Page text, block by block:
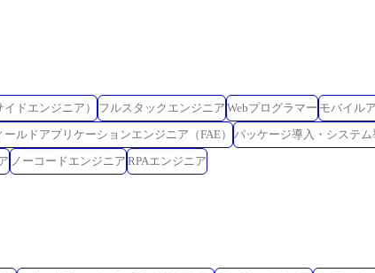
ドエンジニア） フルスタックエンジニア Webプログラマー モバイル
ールドアプリケーションエンジニア（FAE） パッケージ導入・システム
ノーコードエンジニア RPAエンジニア